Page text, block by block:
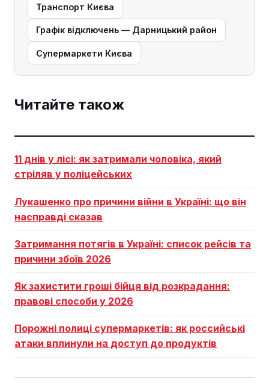
Транспорт Києва
Графік відключень — Дарницький район
Супермаркети Києва
Читайте також
11 днів у лісі: як затримали чоловіка, який
стріляв у поліцейських
Лукашенко про причини війни в Україні: що він
насправді сказав
Затримання потягів в Україні: список рейсів та
причини збоїв 2026
Як захистити гроші бійця від розкрадання:
правові способи у 2026
Порожні полиці супермаркетів: як российські
атаки вплинули на доступ до продуктів